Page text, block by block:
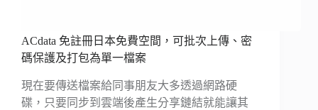
ACdata 免註冊日本免費空間，可批次上傳、密
碼保護及打包為單一檔案
現在要傳送檔案給同事朋友大多透過網路硬
碟，只要同步到雲端後產生分享鏈結就能讓其